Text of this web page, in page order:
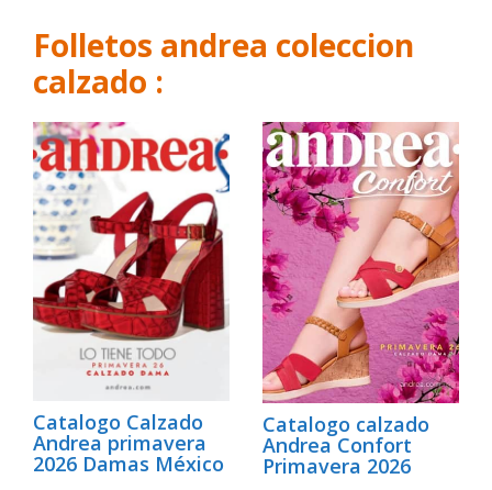
Folletos andrea coleccion
calzado :
Catalogo Calzado
Andrea primavera
2026 Damas México
Catalogo calzado
Andrea Confort
Primavera 2026